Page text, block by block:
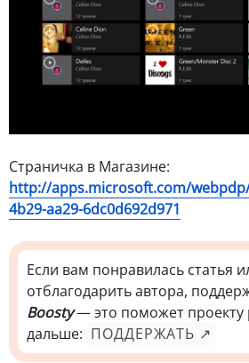
Страничка в Магазине:
http://apps.microsoft.com/
4b29-aa29-6dc0d692d971
Если вам понравилась статья
отблагодарить автора,
Boosty— это поможет проекту
дальше: ПОДДЕРЖАТЬ ↗